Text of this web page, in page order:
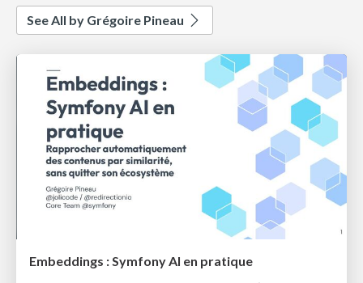
See All by Grégoire Pineau
Embeddings : Symfony AI en pratique